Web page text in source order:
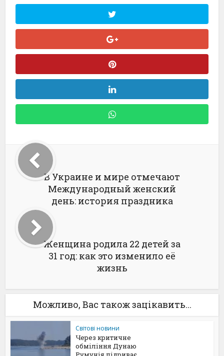
В Украине и мире отмечают
Международный женский
день: история праздника
Женщина родила 22 детей за
31 год: как это изменило её
жизнь
Можливо, Вас також зацікавить...
Світові новини
Через критичне
обміління Дунаю